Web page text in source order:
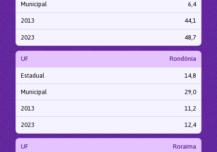
Municipal 6,4
2013 44,1
2023 48,7
UF Rondônia
Estadual 14,8
Municipal 29,0
2013 11,2
2023 12,4
UF Roraima